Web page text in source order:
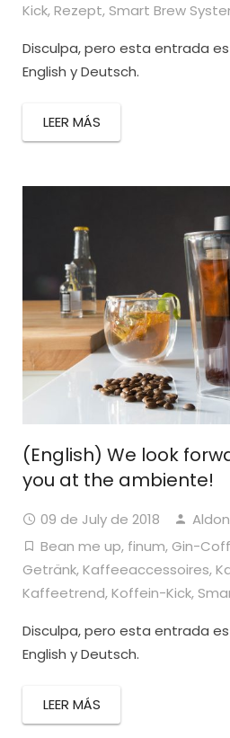
Kick,Rezept, Smart Brew
Disculpa, pero esta entrada
English y Deutsch.
LEER MÁS
(English) We look
you at the ambiente!
09 de July de 2018
Bean me up, finum, Gin-
Getränk,Kaffeeaccessoires,
Kaffeetrend,Koffein-Kick,
Disculpa, pero esta entrada
English y Deutsch.
LEER MÁS